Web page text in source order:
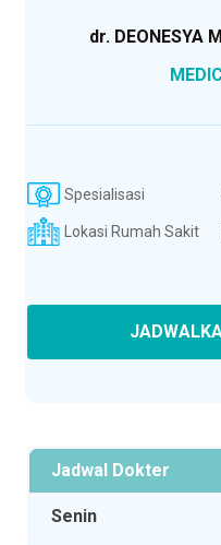
dr. DEONESYA
Spesialisasi
Lokasi Rumah Sakit
Jadwal Dokter
Senin